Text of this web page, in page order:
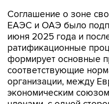
Соглашение о зоне
ЕАЭС и ОАЭ было
июня 2025 года и
ратификационные
формирует основные
соответствующие
организации, между
экономическим